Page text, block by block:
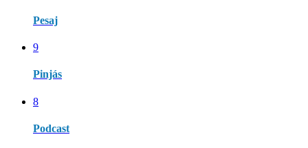
Pesaj
9
Pinjás
8
Podcast